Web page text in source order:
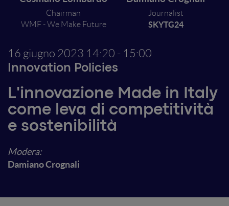
Chairman
WMF - We Make Future
Journalist
SKYTG24
16 giugno 2023 14:20 - 15:00
Innovation Policies
L'innovazione Made in Italy
come leva di competitività
e sostenibilità
Modera:
Damiano Crognali